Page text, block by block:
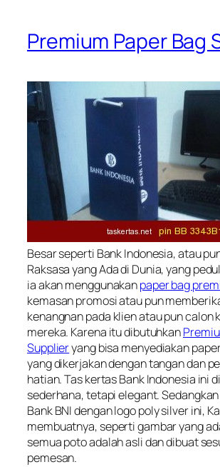
Premium Paper Bag
Besar seperti Bank Indonesia, atau
Raksasa yang Ada di Dunia, yang
ia akan menggunakanpaper bag
kemasan promosi atau pun
kenangnan pada klien atau pun calon
mereka. Karena itu dibutuhkan
Supplieryang bisa menyediakan
yang dikerjakan dengan tangan dan
hatian. Tas kertas Bank Indonesia ini
sederhana, tetapi elegant.
Bank BNI dengan logo poly silver ini,
membuatnya, seperti gambar yang
semua poto adalah asli dan dibuat
pemesan.